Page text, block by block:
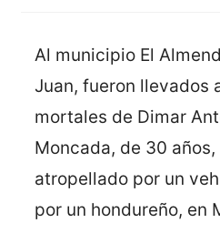
Al municipio El
Juan, fueron llevados
mortales de Dimar
Moncada, de 30
atropellado por un
por un hondureño, en